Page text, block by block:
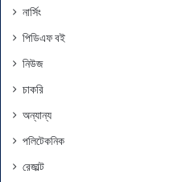
নার্সিং
পিডিএফ বই
নিউজ
চাকরি
অন্যান্য
পলিটেকনিক
রেজাল্ট